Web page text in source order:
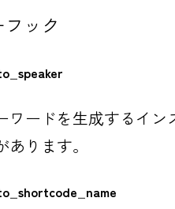
ック
ワードを生成するイ
ります。